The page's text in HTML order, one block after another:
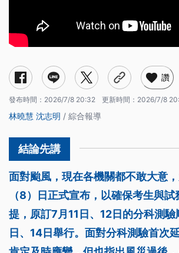
讚
發布時間： 2026/7/8 20:32 更新時間： 2026/7/8
林曉慧 沈志明 / 綜合報導
面對颱風，現在各機關都不敢大意
（8）日正式宣布，以確保考生與
提，原訂7月11日、12日的分科測
日、14日舉行。面對分科測驗首次